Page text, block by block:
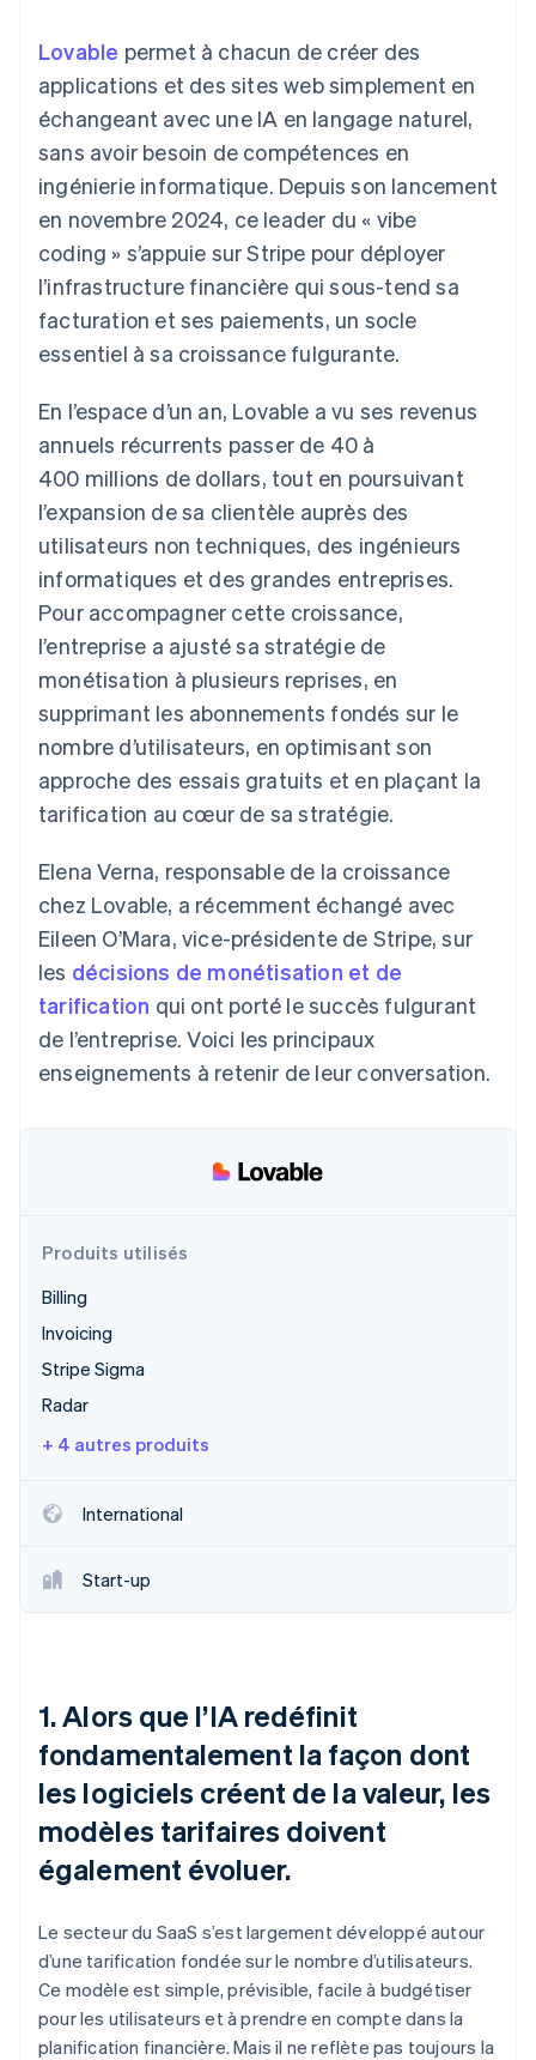
paiement
Accès à plus
de 125
Terminal
Paiements en
personne
Authorization
Boost
Acceptation
optimisée
Link
Paiements
accélérés
Connections
financiers
associés
automatisée
Stripe Sigma
Rapports
personnalisés
Data Pipeline
Synchronisation
des données
Plus
Product roadmap
Découvrez les prochaines évolutions
Radar
Prévention de la fraude
Atlas
Constitution de start-up
Climate
Élimination du carbone
Vérification de l'identité
Découvrez comment Stripe construit l’infrastructure
Regarder la vidéo
Gestion financière
Plateformes
Par secteur
Entreprises d'IA
Économie des
créateurs
Jeux
Hôtellerie, voyages et
loisirs
Médias et
divertissements
Organisations à but
non lucratif
Services aux
entreprises
Commerce en ligne
Écosystème
Partenaires
Stripe App Marketplace
Proposer une
facturation à l'usage
bancaires adossées à
des stablecoins
Fournir et gérer des
services avec des
agents
Ressources
Intégrations
Exemples de code
Blog des développeurs
État de l'API
Roadmap produit
Sessions : conférence
annuelle
Carrières
Communiqués de
presse
Stripe Press
Contact
Contacter notre équipe
Lovable permet à chacun de créer des
applications et des sites web simplement en
échangeant avec une IA en langage naturel,
sans avoir besoin de compétences en
ingénierie informatique. Depuis son lancement
en novembre 2024, ce leader du « vibe
coding » s’appuie sur Stripe pour déployer
l’infrastructure financière qui sous-tend sa
facturation et ses paiements, un socle
essentiel à sa croissance fulgurante.
En l’espace d’un an, Lovable a vu ses revenus
annuels récurrents passer de 40 à
400 millions de dollars, tout en poursuivant
l’expansion de sa clientèle auprès des
utilisateurs non techniques, des ingénieurs
informatiques et des grandes entreprises.
Pour accompagner cette croissance,
l’entreprise a ajusté sa stratégie de
monétisation à plusieurs reprises, en
supprimant les abonnements fondés sur le
nombre d’utilisateurs, en optimisant son
approche des essais gratuits et en plaçant la
tarification au cœur de sa stratégie.
Elena Verna, responsable de la croissance
chez Lovable, a récemment échangé avec
Eileen O’Mara, vice-présidente de Stripe, sur
les décisions de monétisation et de
tarification qui ont porté le succès fulgurant
de l’entreprise. Voici les principaux
enseignements à retenir de leur conversation.
Produits utilisés
Billing
Invoicing
Stripe Sigma
Radar
+ 4 autres produits
International
Start-up
1. Alors que l’IA redéfinit
fondamentalement la façon dont
les logiciels créent de la valeur, les
modèles tarifaires doivent
également évoluer.
Le secteur du SaaS s’est largement développé autour
d’une tarification fondée sur le nombre d’utilisateurs.
Ce modèle est simple, prévisible, facile à budgétiser
pour les utilisateurs et à prendre en compte dans la
planification financière. Mais il ne reflète pas toujours la